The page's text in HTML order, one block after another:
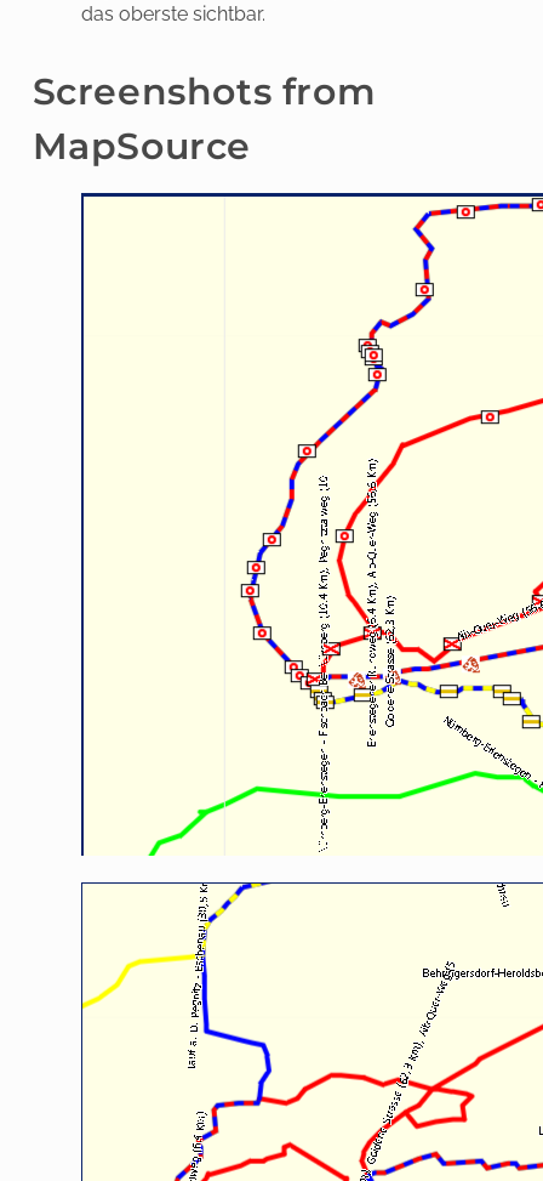
das oberste sichtbar.
Screenshots from
MapSource